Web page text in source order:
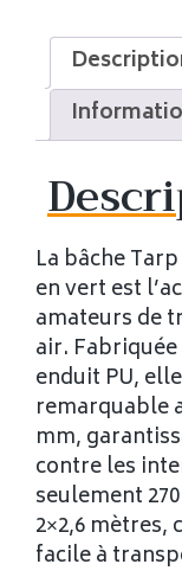
La bâche
en vert est
amateurs de
air.
enduit PU,
remarquable
mm,
contre les
seulement
2×2,6
facile à